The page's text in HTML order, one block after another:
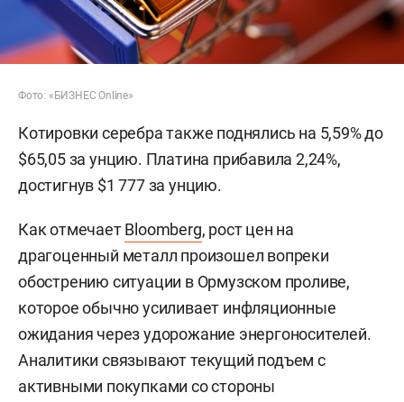
Фото: «БИЗНЕС Online»
Котировки серебра также поднялись на 5,59% до
$65,05 за унцию. Платина прибавила 2,24%,
достигнув $1 777 за унцию.
Как отмечаетBloomberg, рост цен на
драгоценный металл произошел вопреки
обострению ситуации в Ормузском проливе,
которое обычно усиливает инфляционные
ожидания через удорожание энергоносителей.
Аналитики связывают текущий подъем с
активными покупками со стороны